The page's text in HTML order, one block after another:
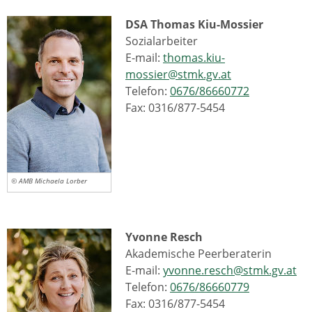
© AMB Michaela Lorber
DSA Thomas Kiu-Mossier
Sozialarbeiter
E-mail: thomas.kiu-
mossier@stmk.gv.at
Telefon: 0676/86660772
Fax: 0316/877-5454
Yvonne Resch
Akademische Peerberaterin
E-mail: yvonne.resch@stmk.gv.at
Telefon: 0676/86660779
Fax: 0316/877-5454